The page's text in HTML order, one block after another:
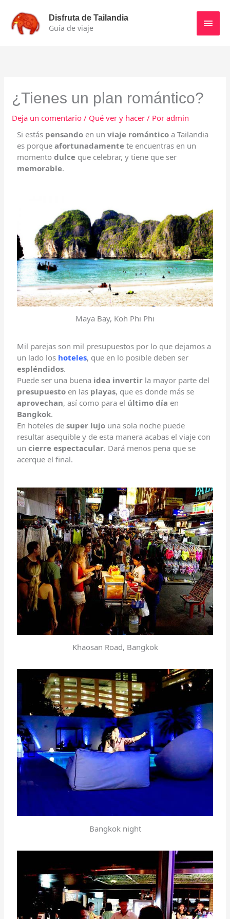
contenido
Disfruta de Tailandia
Guía de viaje
¿Tienes un plan romántico?
Deja un comentario / Qué ver y hacer / Poradmin
Si estás pensando en unviaje romántico a Tailandia
es porqueafortunadamente te encuentras en un
momentodulce que celebrar, y tiene que ser
memorable.
Maya Bay, Koh Phi Phi
Mil parejas son mil presupuestos por lo que dejamos a
un lado los hoteles, que en lo posible deben ser
espléndidos.
Puede ser una buena idea invertir la mayor parte del
presupuesto en las playas, que es donde más se
aprovechan, así como para el último día en
Bangkok.
En hoteles desuper lujo una sola noche puede
resultar asequible y de esta manera acabas el viaje con
uncierre espectacular. Dará menos pena que se
acerque el final.
Khaosan Road, Bangkok
Bangkok night